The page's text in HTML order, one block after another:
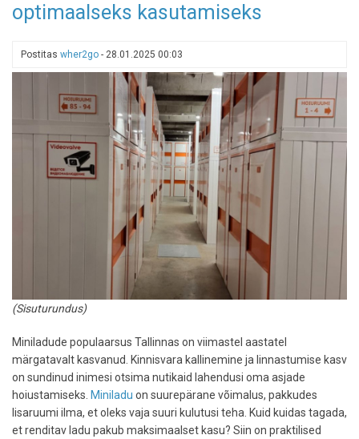
lendamine"
kas
uus
või
tüng?
optimaalseks kasutamiseks
Postitas wher2go - 28.01.2025 00:03
(Sisuturundus)
Miniladude populaarsus Tallinnas on viimastel aastatel
märgatavalt kasvanud. Kinnisvara kallinemine ja linnastumise kasv
on sundinud inimesi otsima nutikaid lahendusi oma asjade
hoiustamiseks. Miniladu on suurepärane võimalus, pakkudes
lisaruumi ilma, et oleks vaja suuri kulutusi teha. Kuid kuidas tagada,
et renditav ladu pakub maksimaalset kasu? Siin on praktilised